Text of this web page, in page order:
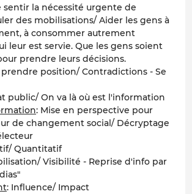
sentir la nécessité urgente de
des mobilisations/ Aider les gens à
à consommer autrement
leur est servie. Que les gens soient
prendre leurs décisions.
position/ Contradictions - Se
public/ On va là où est l'information
: Mise en perspective pour
de changement social/ Décryptage
Quantitatif
Visibilité - Reprise d'info par
: Influence/ Impact